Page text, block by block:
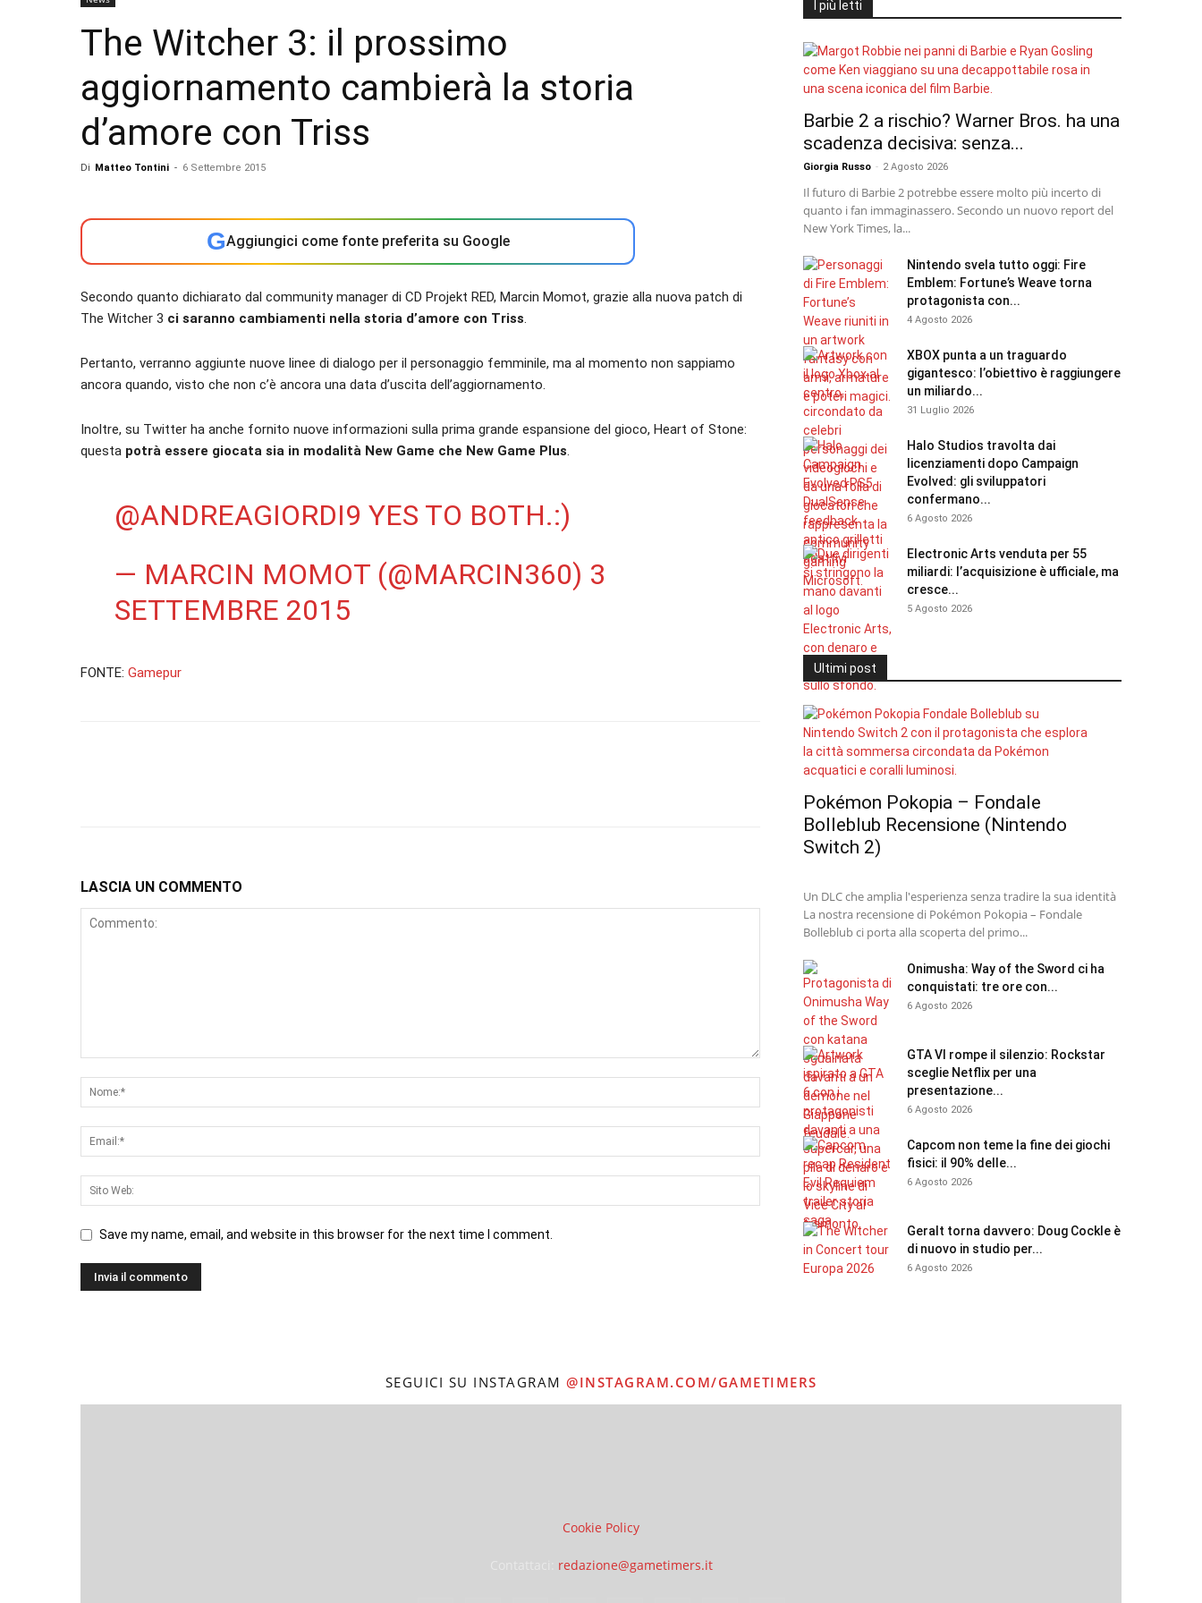
The Witcher 3: il prossimo
aggiornamento cambierà la storia
d’amore con Triss
Di Matteo Tontini - 6 Settembre 2015
GAggiungici come fonte preferita su Google
Secondo quanto dichiarato dal community manager di CD Projekt RED, Marcin Momot, grazie alla nuova patch di
The Witcher 3 ci saranno cambiamenti nella storia d’amore con Triss.
Pertanto, verranno aggiunte nuove linee di dialogo per il personaggio femminile, ma al momento non sappiamo
ancora quando, visto che non c’è ancora una data d’uscita dell’aggiornamento.
Inoltre, su Twitter ha anche fornito nuove informazioni sulla prima grande espansione del gioco, Heart of Stone:
questa potrà essere giocata sia in modalità New Game che New Game Plus.
@ANDREAGIORDI9 YES TO BOTH.:)
— MARCIN MOMOT (@MARCIN360) 3
SETTEMBRE 2015
FONTE: Gamepur
LASCIA UN COMMENTO
Save my name, email, and website in this browser for the next time I comment.
I più letti
Barbie 2 a rischio? Warner Bros. ha una
scadenza decisiva: senza...
Giorgia Russo - 2 Agosto 2026
Il futuro di Barbie 2 potrebbe essere molto più incerto di
quanto i fan immaginassero. Secondo un nuovo report del
New York Times, la...
Nintendo svela tutto oggi: Fire
Emblem: Fortune’s Weave torna
protagonista con...
4 Agosto 2026
XBOX punta a un traguardo
gigantesco: l’obiettivo è raggiungere
un miliardo...
31 Luglio 2026
Halo Studios travolta dai
licenziamenti dopo Campaign
Evolved: gli sviluppatori
confermano...
6 Agosto 2026
Electronic Arts venduta per 55
miliardi: l’acquisizione è ufficiale, ma
cresce...
5 Agosto 2026
Ultimi post
Pokémon Pokopia – Fondale
Bolleblub Recensione (Nintendo
Switch 2)
Un DLC che amplia l'esperienza senza tradire la sua identità
La nostra recensione di Pokémon Pokopia – Fondale
Bolleblub ci porta alla scoperta del primo...
Onimusha: Way of the Sword ci ha
conquistati: tre ore con...
6 Agosto 2026
GTA VI rompe il silenzio: Rockstar
sceglie Netflix per una
presentazione...
6 Agosto 2026
Capcom non teme la fine dei giochi
fisici: il 90% delle...
6 Agosto 2026
Geralt torna davvero: Doug Cockle è
di nuovo in studio per...
6 Agosto 2026
SEGUICI SU INSTAGRAM @INSTAGRAM.COM/GAMETIMERS
Cookie Policy
redazione@gametimers.it